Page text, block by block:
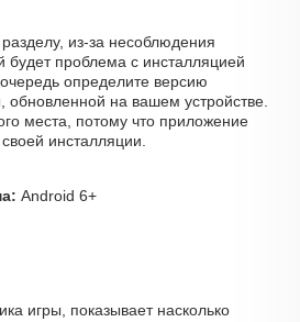
из-за несоблюдения
будет проблема с инсталляцией
определите версию
на вашем устройстве.
места, потому что приложение
инсталляции.
Android 6+
игры, показывает насколько